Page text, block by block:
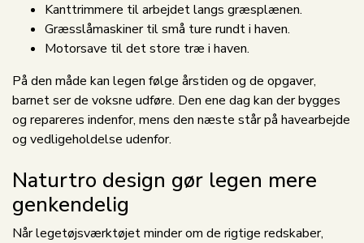
Kanttrimmere til arbejdet langs græsplænen.
Græsslåmaskiner til små ture rundt i haven.
Motorsave til det store træ i haven.
På den måde kan legen følge årstiden og de opgaver,
barnet ser de voksne udføre. Den ene dag kan der bygges
og repareres indenfor, mens den næste står på havearbejde
og vedligeholdelse udenfor.
Naturtro design gør legen mere
genkendelig
Når legetøjsværktøjet minder om de rigtige redskaber,